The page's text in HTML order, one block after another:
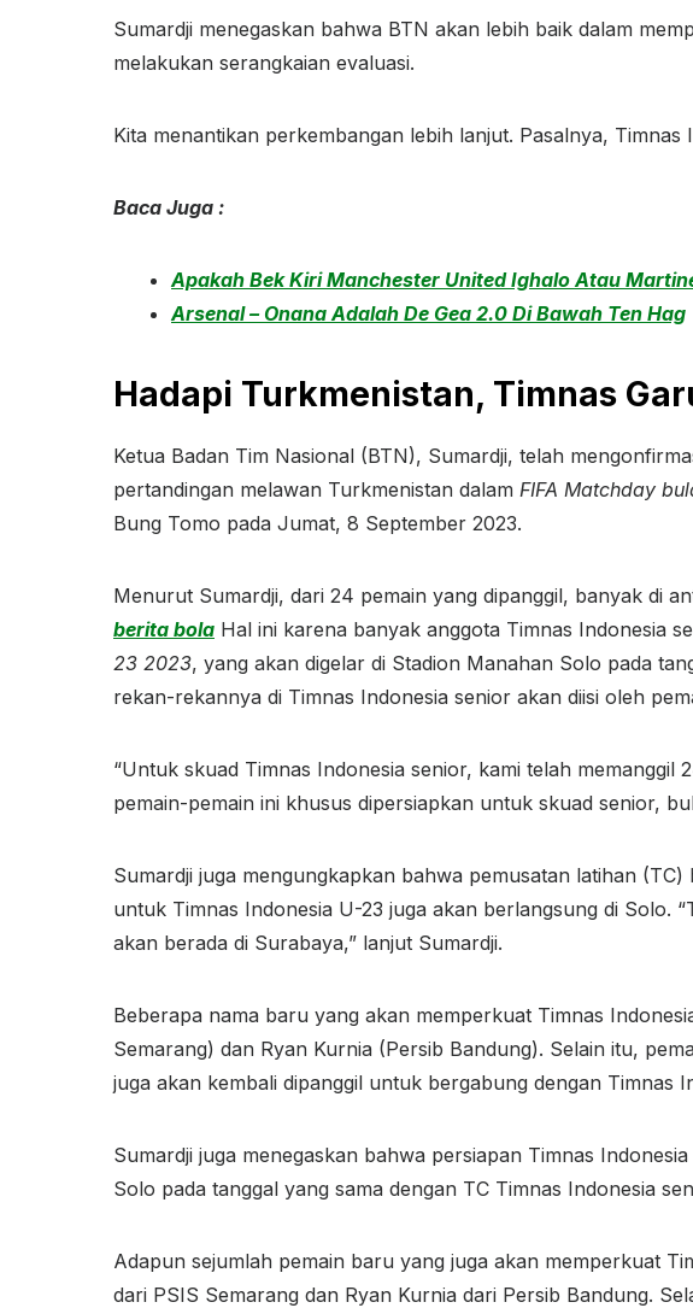
Sumardji menegaskan bahwa BTN akan lebih baik dalam
melakukan serangkaian evaluasi.
Kita menantikan perkembangan lebih lanjut. Pasalnya,
Baca Juga :
Apakah Bek Kiri Manchester United Ighalo Atau
Arsenal – Onana Adalah De Gea 2.0 Di Bawah Ten Hag
Hadapi Turkmenistan, Timnas
Ketua Badan Tim Nasional (BTN), Sumardji, telah
pertandingan melawan Turkmenistan dalam FIFA Matchday
Bung Tomo pada Jumat, 8 September 2023.
Menurut Sumardji, dari 24 pemain yang dipanggil, banyak di
berita bola Hal ini karena banyak anggota Timnas Indonesia
23 2023, yang akan digelar di Stadion Manahan Solo pada
rekan-rekannya di Timnas Indonesia senior akan diisi oleh
“Untuk skuad Timnas Indonesia senior, kami telah memanggil
pemain-pemain ini khusus dipersiapkan untuk skuad senior,
Sumardji juga mengungkapkan bahwa pemusatan latihan
untuk Timnas Indonesia U-23 juga akan berlangsung di Solo.
akan berada di Surabaya,” lanjut Sumardji.
Beberapa nama baru yang akan memperkuat Timnas
Semarang) dan Ryan Kurnia (Persib Bandung). Selain itu,
juga akan kembali dipanggil untuk bergabung dengan Timnas
Sumardji juga menegaskan bahwa persiapan Timnas
Solo pada tanggal yang sama dengan TC Timnas Indonesia
Adapun sejumlah pemain baru yang juga akan memperkuat
dari PSIS Semarang dan Ryan Kurnia dari Persib Bandung.